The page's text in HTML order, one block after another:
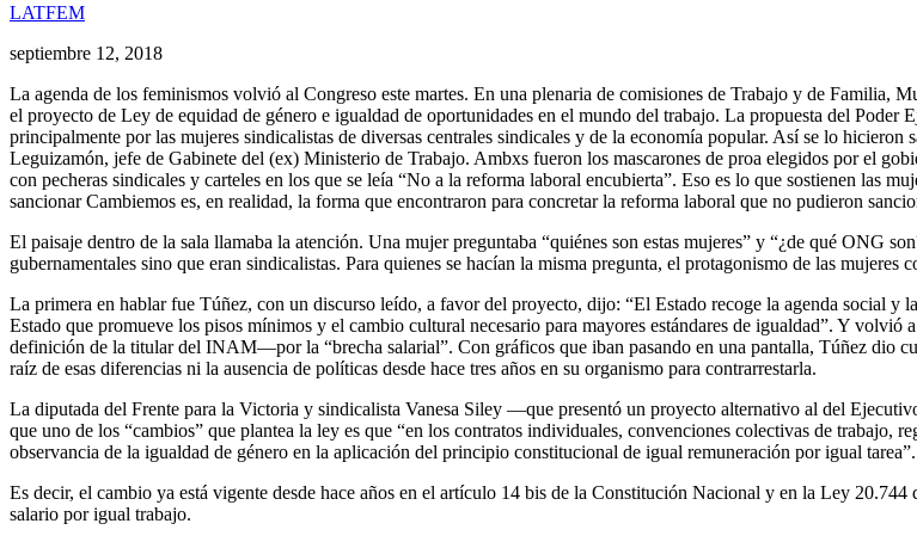
LATFEM
septiembre 12, 2018
La agenda de los feminismos volvió al Congreso este martes. En una plenaria de comisiones de Trabajo y de Familia,
el proyecto de Ley de equidad de género e igualdad de oportunidades en el mundo del trabajo. La propuesta del Poder
principalmente por las mujeres sindicalistas de diversas centrales sindicales y de la economía popular. Así se lo
Leguizamón, jefe de Gabinete del (ex) Ministerio de Trabajo. Ambxs fueron los mascarones de proa elegidos por el
con pecheras sindicales y carteles en los que se leía “No a la reforma laboral encubierta”. Eso es lo que sostienen las
sancionar Cambiemos es, en realidad, la forma que encontraron para concretar la reforma laboral que no pudieron
El paisaje dentro de la sala llamaba la atención. Una mujer preguntaba “quiénes son estas mujeres” y “¿de qué ONG
gubernamentales sino que eran sindicalistas. Para quienes se hacían la misma pregunta, el protagonismo de las mujeres
La primera en hablar fue Túñez, con un discurso leído, a favor del proyecto, dijo: “El Estado recoge la agenda social y
Estado que promueve los pisos mínimos y el cambio cultural necesario para mayores estándares de igualdad”. Y
definición de la titular del INAM—por la “brecha salarial”. Con gráficos que iban pasando en una pantalla, Túñez dio
raíz de esas diferencias ni la ausencia de políticas desde hace tres años en su organismo para contrarrestarla.
La diputada del Frente para la Victoria y sindicalista Vanesa Siley —que presentó un proyecto alternativo al del
que uno de los “cambios” que plantea la ley es que “en los contratos individuales, convenciones colectivas de trabajo,
observancia de la igualdad de género en la aplicación del principio constitucional de igual remuneración por igual
Es decir, el cambio ya está vigente desde hace años en el artículo 14 bis de la Constitución Nacional y en la Ley
salario por igual trabajo.